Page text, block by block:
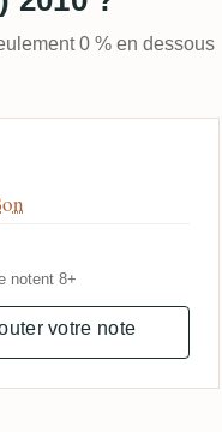
0 % en dessous
notent 8+
votre note